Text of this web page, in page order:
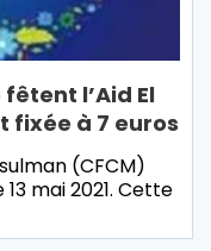
l’Aid El
fixée à 7 euros
(CFCM)
mai 2021. Cette